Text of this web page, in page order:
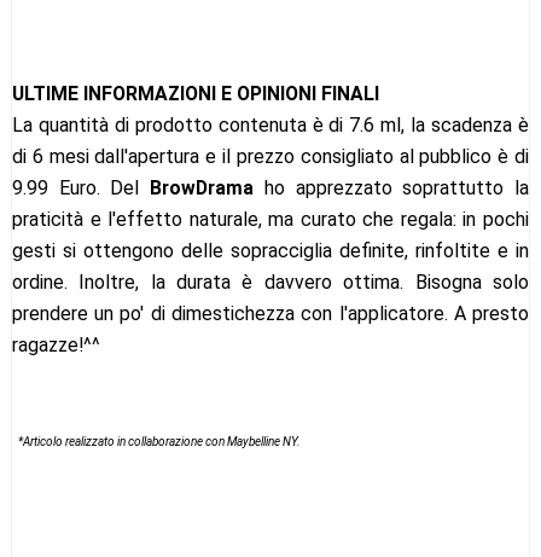
ULTIME INFORMAZIONI E OPINIONI FINALI
La quantità di prodotto contenuta è di 7.6 ml, la scadenza è
di 6 mesi dall'apertura e il prezzo consigliato al pubblico è di
9.99 Euro. Del BrowDrama ho apprezzato soprattutto la
praticità e l'effetto naturale, ma curato che regala: in pochi
gesti si ottengono delle sopracciglia definite, rinfoltite e in
ordine. Inoltre, la durata è davvero ottima. Bisogna solo
prendere un po' di dimestichezza con l'applicatore. A presto
ragazze!^^
*Articolo realizzato in collaborazione con Maybelline NY.